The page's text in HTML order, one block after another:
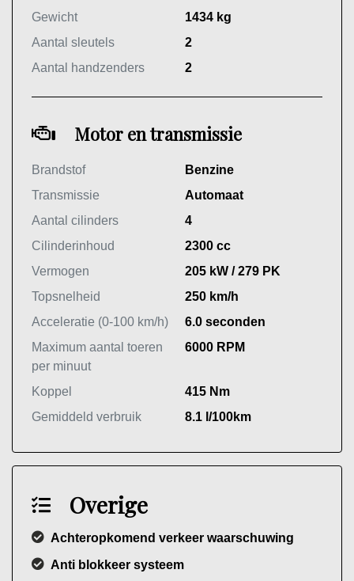
Gewicht
1434 kg
Aantal sleutels
2
Aantal handzenders
2
Motor en transmissie
Brandstof
Benzine
Transmissie
Automaat
Aantal cilinders
4
Cilinderinhoud
2300 cc
Vermogen
205 kW / 279 PK
Topsnelheid
250 km/h
Acceleratie (0-100 km/h)
6.0 seconden
Maximum aantal toeren
per minuut
6000 RPM
Koppel
415 Nm
Gemiddeld verbruik
8.1 l/100km
Overige
Achteropkomend verkeer waarschuwing
Anti blokkeer systeem